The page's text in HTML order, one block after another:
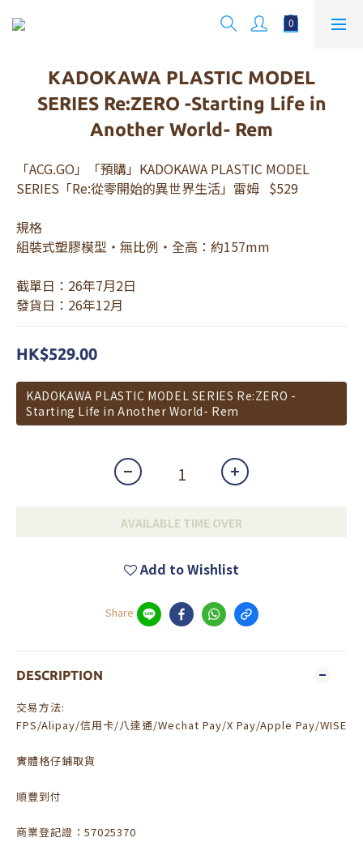
KADOKAWA PLASTIC MODEL
SERIES Re:ZERO -Starting Life in
Another World- Rem
「ACG.GO」「預購」KADOKAWA PLASTIC MODEL
SERIES「Re:從零開始的異世界生活」雷姆   $529
規格
組裝式塑膠模型・無比例・全高：約157mm
截單日：26年7月2日
發貨日：26年12月
HK$529.00
KADOKAWA PLASTIC MODEL SERIES Re:ZERO -
Starting Life in Another World- Rem
AVAILABLE TIME OVER
Add to Wishlist
Share
DESCRIPTION
交易方法:
FPS/Alipay/信用卡/八達通/Wechat Pay/X Pay/Apple Pay/WISE
實體格仔鋪取貨
順豐到付
商業登記證：57025370